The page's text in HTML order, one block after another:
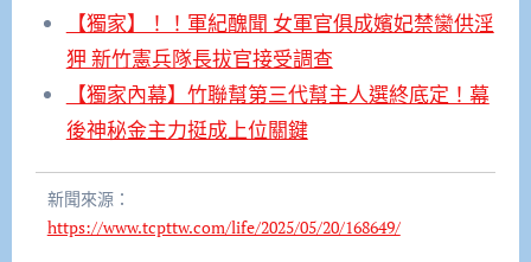
【獨家】！！軍紀醜聞 女軍官俱成嬪妃禁臠供淫
狎 新竹憲兵隊長拔官接受調查
【獨家內幕】竹聯幫第三代幫主人選終底定！幕
後神秘金主力挺成上位關鍵
新聞來源：
https://www.tcpttw.com/life/2025/05/20/168649/